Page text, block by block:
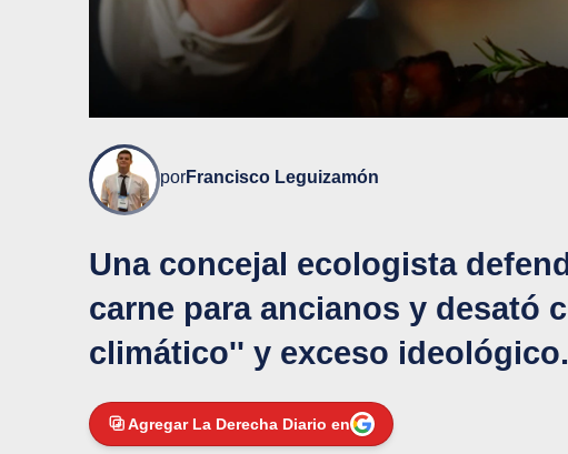
porFrancisco Leguizamón
Una concejal ecologista
carne para ancianos y desató
climático'' y exceso ideológico.
Agregar La Derecha Diario en